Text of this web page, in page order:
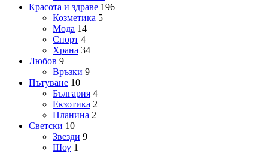
Красота и здраве 196
Козметика 5
Мода 14
Спорт 4
Храна 34
Любов 9
Връзки 9
Пътуване 10
България 4
Екзотика 2
Планина 2
Светски 10
Звезди 9
Шоу 1